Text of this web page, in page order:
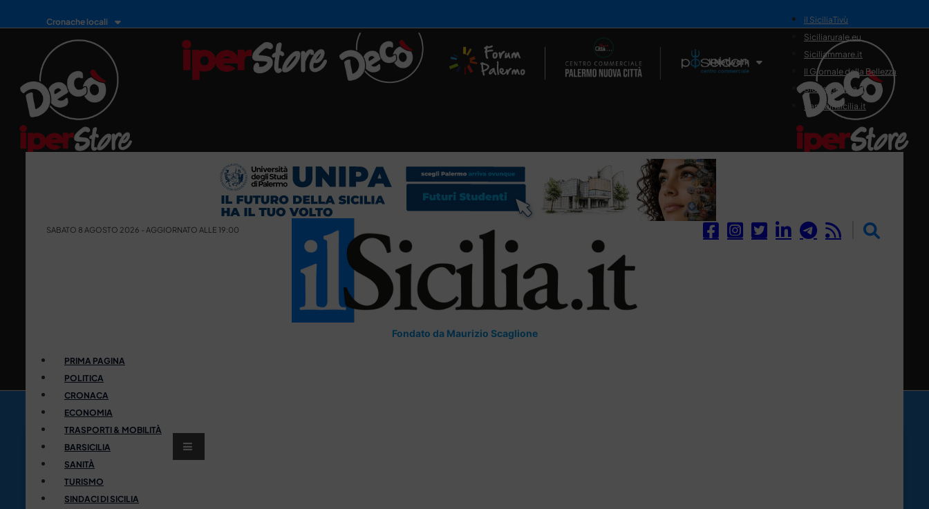
Cronache locali
Il Network
il SiciliaTivù
Siciliarurale.eu
Siciliammare.it
Il Giornale della Bellezza
Siciliamedica.it
Sanitainsicilia.it
SABATO 8 AGOSTO 2026 - AGGIORNATO ALLE 19:00
Fondato da Maurizio Scaglione
PRIMA PAGINA
POLITICA
CRONACA
ECONOMIA
TRASPORTI & MOBILITÀ
BARSICILIA
SANITÀ
TURISMO
SINDACI DI SICILIA